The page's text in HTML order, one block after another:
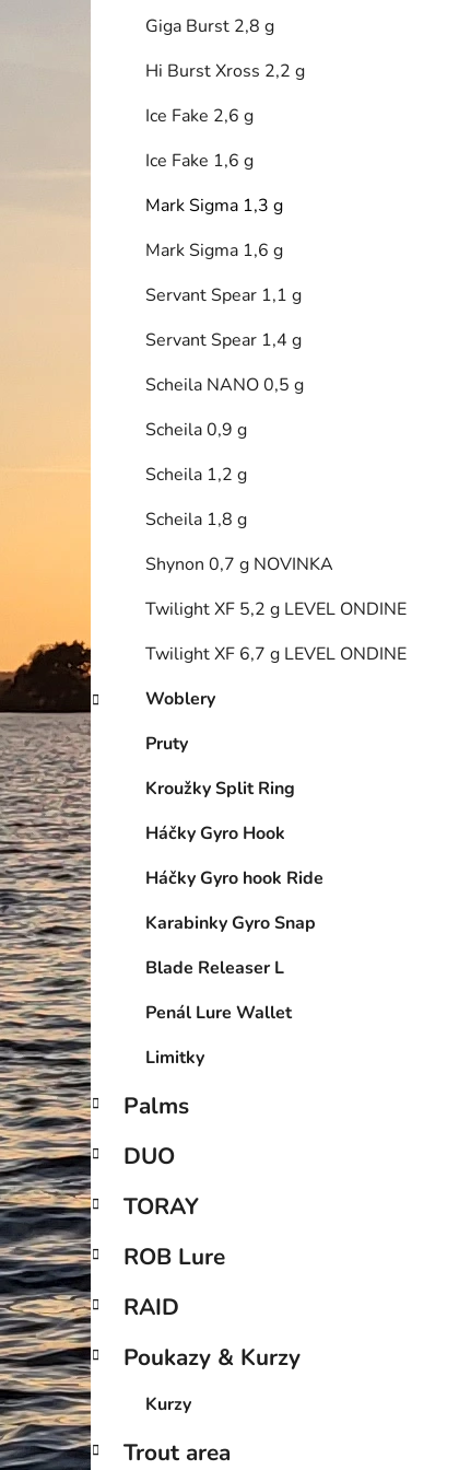
Giga Burst 2,8 g
Hi Burst Xross 2,2 g
Ice Fake 2,6 g
Ice Fake 1,6 g
Mark Sigma 1,3 g
Mark Sigma 1,6 g
Servant Spear 1,1 g
Servant Spear 1,4 g
Scheila NANO 0,5 g
Scheila 0,9 g
Scheila 1,2 g
Scheila 1,8 g
Shynon 0,7 g NOVINKA
Twilight XF 5,2 g LEVEL ONDINE
Twilight XF 6,7 g LEVEL ONDINE
Woblery
Pruty
Kroužky Split Ring
Háčky Gyro Hook
Háčky Gyro hook Ride
Karabinky Gyro Snap
Blade Releaser L
Penál Lure Wallet
Limitky
Palms
DUO
TORAY
ROB Lure
RAID
Poukazy & Kurzy
Kurzy
Trout area